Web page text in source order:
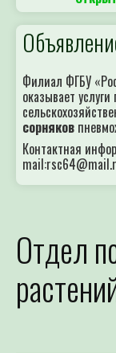
Филиал ФГБУ
оказывает
сорняков
Контактная
Отдел